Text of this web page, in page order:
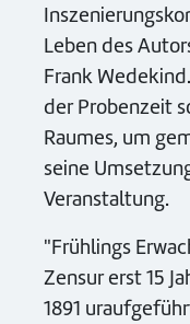
Leben des
Frank
der Probenzeit
Raumes, um
seine
Veranstaltung.
"Frühlings
Zensur erst 15
1891